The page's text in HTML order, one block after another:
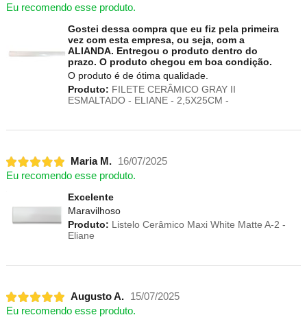
Eu recomendo esse produto.
Gostei dessa compra que eu fiz pela primeira
vez com esta empresa, ou seja, com a
ALIANDA. Entregou o produto dentro do
prazo. O produto chegou em boa condição.
O produto é de ótima qualidade.
Produto: FILETE CERÂMICO GRAY II
ESMALTADO - ELIANE - 2,5X25CM -
Maria M.
16/07/2025
Eu recomendo esse produto.
Excelente
Maravilhoso
Produto: Listelo Cerâmico Maxi White Matte A-2 -
Eliane
Augusto A.
15/07/2025
Eu recomendo esse produto.